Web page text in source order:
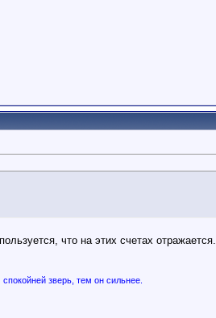
что на этих счетах отражается.
зверь, тем он сильнее.